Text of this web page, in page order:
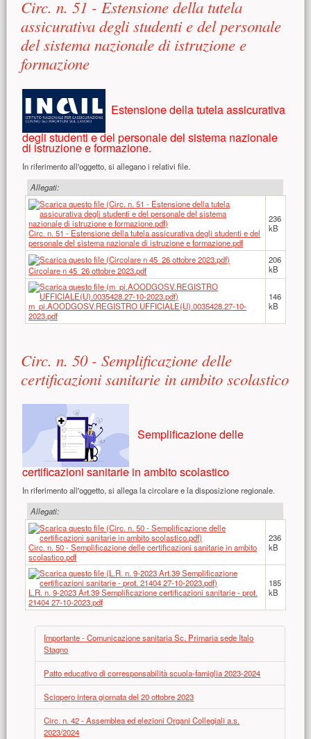
Circ. n. 51 - Estensione della tutela
assicurativa degli studenti e del personale
del sistema nazionale di istruzione e
formazione
Estensione della tutela assicurativa
degli studenti e del personale del sistema nazionale
di istruzione e formazione.
In riferimento all'oggetto, si allegano i relativi file.
Allegati:
Circ. n. 51 - Estensione della tutela assicurativa degli studenti e del
personale del sistema nazionale di istruzione e formazione.pdf
236
kB
Circolare n 45_26 ottobre 2023.pdf
206
kB
m_pi.AOODGOSV.REGISTRO UFFICIALE(U).0035428.27-10-
2023.pdf
146
kB
Circ. n. 50 - Semplificazione delle
certificazioni sanitarie in ambito scolastico
Semplificazione delle
certificazioni sanitarie in ambito scolastico
In riferimento all'oggetto, si allega la circolare e la disposizione regionale.
Allegati:
Circ. n. 50 - Semplificazione delle certificazioni sanitarie in ambito
scolastico.pdf
236
kB
L.R. n. 9-2023 Art.39 Semplificazione certificazioni sanitarie - prot.
21404 27-10-2023.pdf
185
kB
Importante - Comunicazione sanitaria Sc. Primaria sede Italo
Stagno
Patto educativo di corresponsabilità scuola-famiglia 2023-2024
Sciopero intera giornata del 20 ottobre 2023
Circ. n. 42 - Assemblea ed elezioni Organi Collegiali a.s.
2023/2024